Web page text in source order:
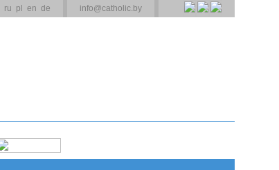
ru pl en de info@catholic.by